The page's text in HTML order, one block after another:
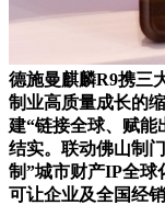
德施曼麒麟R9携三
制业高质量成长的
建“链接全球、赋能
结实。联动佛山制
制”城市财产IP全球
可让企业及全国经